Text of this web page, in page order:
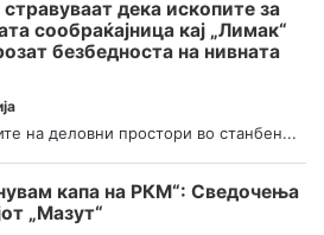
дека ископите за
сообраќајница кај „Лимак“
безбедноста на нивната
на деловни простори во станбен...
капа на РКМ“: Сведочења
„Мазут“